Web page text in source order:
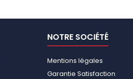
NOTRE SOCIÉTÉ
Mentions légales
Garantie Satisfaction